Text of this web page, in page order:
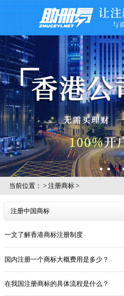
网站首页
公司年审
银行开户
注册商标
记账报税
关于我们
公司风采
当前位置： > 注册商标>
注册中国商标
一文了解香港商标注册制度
国内注册一个商标大概费用是多少？
在我国注册商标的具体流程是什么？